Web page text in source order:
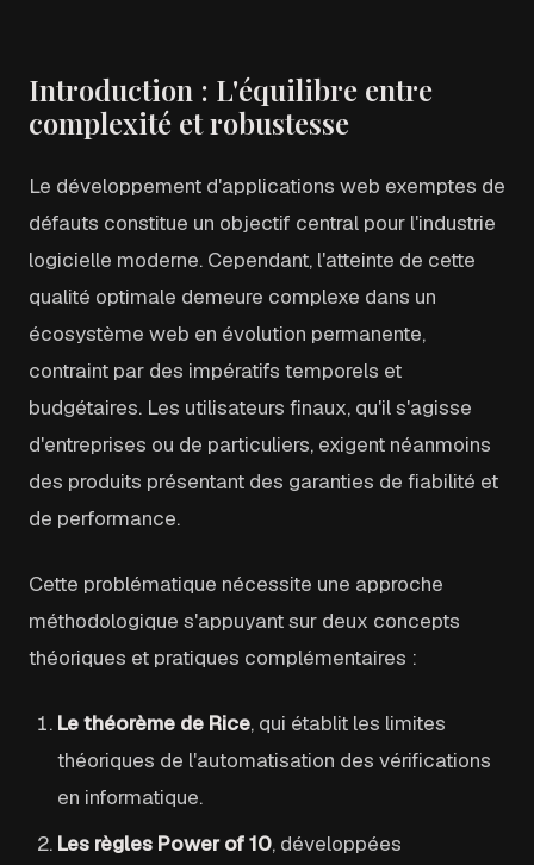
Introduction : L'équilibre entre
complexité et robustesse
Le développement d'applications web exemptes de
défauts constitue un objectif central pour l'industrie
logicielle moderne. Cependant, l'atteinte de cette
qualité optimale demeure complexe dans un
écosystème web en évolution permanente,
contraint par des impératifs temporels et
budgétaires. Les utilisateurs finaux, qu'il s'agisse
d'entreprises ou de particuliers, exigent néanmoins
des produits présentant des garanties de fiabilité et
de performance.
Cette problématique nécessite une approche
méthodologique s'appuyant sur deux concepts
théoriques et pratiques complémentaires :
Le théorème de Rice, qui établit les limites
théoriques de l'automatisation des vérifications
en informatique.
Les règles Power of 10, développées